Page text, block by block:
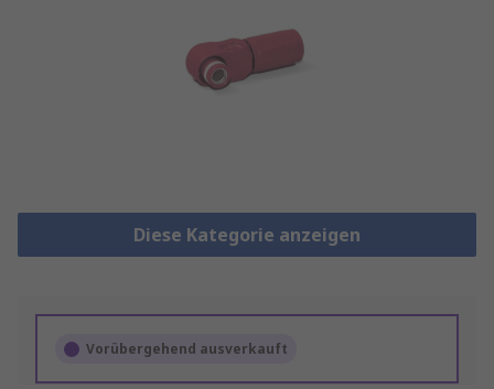
Diese Kategorie anzeigen
Vorübergehend ausverkauft